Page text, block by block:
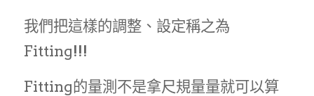
我們把這樣的調整、設定稱之為
Fitting!!!
Fitting的量測不是拿尺規量量就可以算